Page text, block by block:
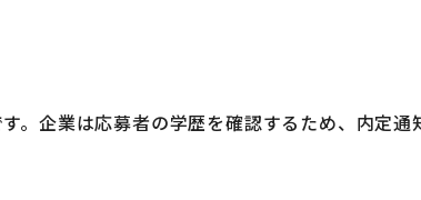
。企業は応募者の学歴を確認するため、内定通